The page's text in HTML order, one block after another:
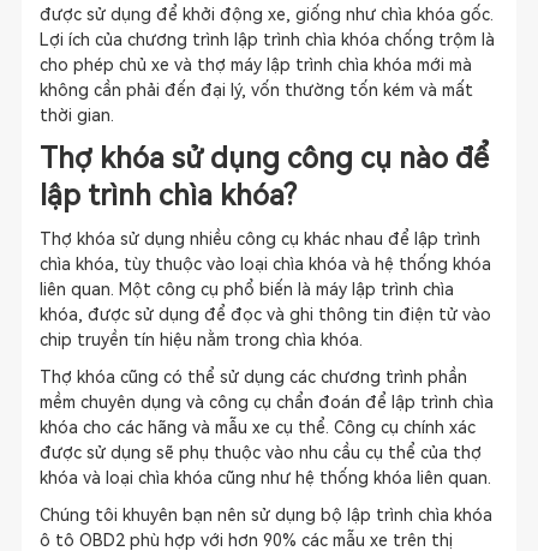
được sử dụng để khởi động xe, giống như chìa khóa gốc.
Lợi ích của chương trình lập trình chìa khóa chống trộm là
cho phép chủ xe và thợ máy lập trình chìa khóa mới mà
không cần phải đến đại lý, vốn thường tốn kém và mất
thời gian.
Thợ khóa sử dụng công cụ nào để
lập trình chìa khóa?
Thợ khóa sử dụng nhiều công cụ khác nhau để lập trình
chìa khóa, tùy thuộc vào loại chìa khóa và hệ thống khóa
liên quan. Một công cụ phổ biến là máy lập trình chìa
khóa, được sử dụng để đọc và ghi thông tin điện tử vào
chip truyền tín hiệu nằm trong chìa khóa.
Thợ khóa cũng có thể sử dụng các chương trình phần
mềm chuyên dụng và công cụ chẩn đoán để lập trình chìa
khóa cho các hãng và mẫu xe cụ thể. Công cụ chính xác
được sử dụng sẽ phụ thuộc vào nhu cầu cụ thể của thợ
khóa và loại chìa khóa cũng như hệ thống khóa liên quan.
Chúng tôi khuyên bạn nên sử dụng bộ lập trình chìa khóa
ô tô OBD2 phù hợp với hơn 90% các mẫu xe trên thị